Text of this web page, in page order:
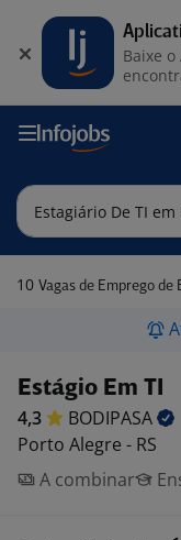
10 Vagas de Emprego de
Estágio Em TI
4,3
BODIPASA
Porto Alegre - RS
A combinar
Baixe